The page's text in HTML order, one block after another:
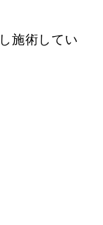
施術してい